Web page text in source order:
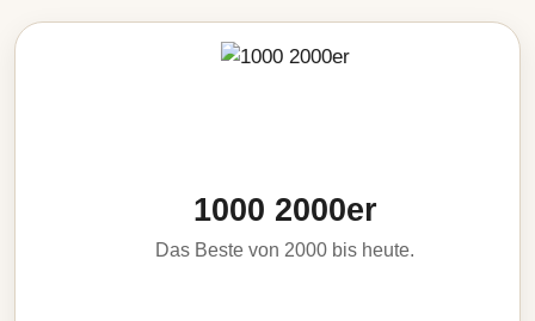
1000 2000er
Das Beste von 2000 bis heute.